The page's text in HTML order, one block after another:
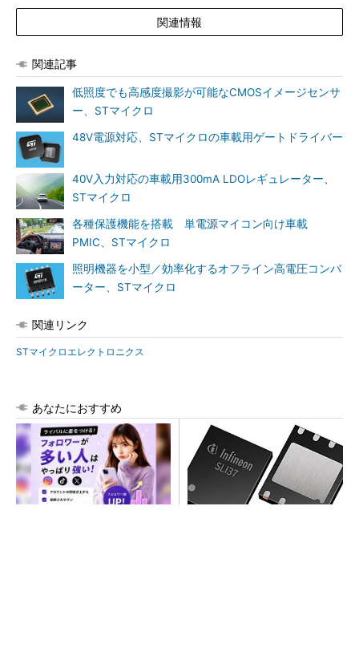
関連情報
関連記事
低照度でも高感度撮影が可能なCMOSイメージセンサ
ー、STマイクロ
48V電源対応、STマイクロの車載用ゲートドライバー
40V入力対応の車載用300mA LDOレギュレーター、
STマイクロ
各種保護機能を搭載 単電源マイコン向け車載
PMIC、STマイクロ
照明機器を小型／効率化するオフライン高電圧コンバ
ーター、STマイクロ
関連リンク
STマイクロエレクトロニクス
あなたにおすすめ